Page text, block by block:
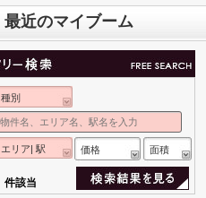
最近のマイブーム
種別
エリア| 駅 価格 面積
件該当